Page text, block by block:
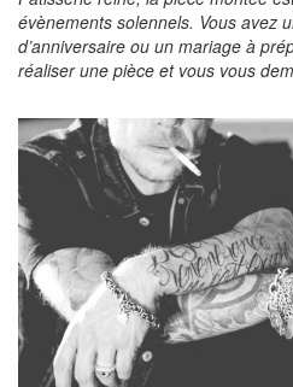
évènements solennels. Vous avez
d’anniversaire ou un mariage à
réaliser une pièce et vous vous